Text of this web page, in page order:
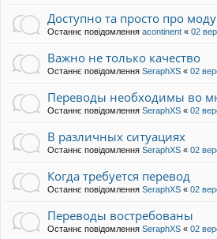
Доступно та просто про моду
Останнє повідомлення acontinent « 02
Важно не только качество
Останнє повідомлення SeraphXS « 02
Переводы необходимы во
Останнє повідомлення SeraphXS « 02
В различных ситуациях
Останнє повідомлення SeraphXS « 02
Когда требуется перевод
Останнє повідомлення SeraphXS « 02
Переводы востребованы
Останнє повідомлення SeraphXS « 02